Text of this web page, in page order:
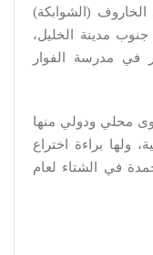
الخاروف (الشوابكة)
مدينة الخليل،
مدرسة الفوار
محلي ودولي منها
ولها براءة اختراع
في الشتاء لعام